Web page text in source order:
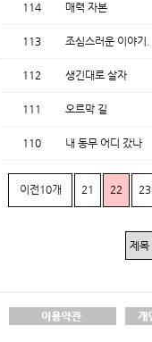
114 매력 자본
113 조심스러운 이야기.
112 생긴대로 살자
111 오르막 길
110 내 동무 어디 갔나
이전10개 21 22 23